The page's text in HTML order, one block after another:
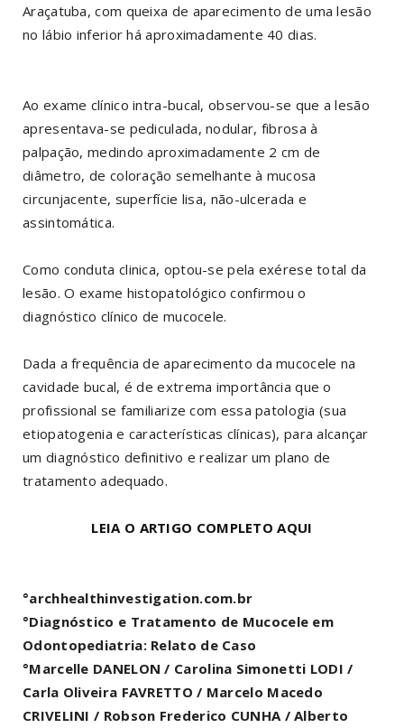
Araçatuba, com queixa de aparecimento de uma lesão
no lábio inferior há aproximadamente 40 dias.
Ao exame clínico intra-bucal, observou-se que a lesão
apresentava-se pediculada, nodular, fibrosa à
palpação, medindo aproximadamente 2 cm de
diâmetro, de coloração semelhante à mucosa
circunjacente, superfície lisa, não-ulcerada e
assintomática.
Como conduta clinica, optou-se pela exérese total da
lesão. O exame histopatológico confirmou o
diagnóstico clínico de mucocele.
Dada a frequência de aparecimento da mucocele na
cavidade bucal, é de extrema importância que o
profissional se familiarize com essa patologia (sua
etiopatogenia e características clínicas), para alcançar
um diagnóstico definitivo e realizar um plano de
tratamento adequado.
LEIA O ARTIGO COMPLETO AQUI
°archhealthinvestigation.com.br
°Diagnóstico e Tratamento de Mucocele em
Odontopediatria: Relato de Caso
°Marcelle DANELON / Carolina Simonetti LODI /
Carla Oliveira FAVRETTO / Marcelo Macedo
CRIVELINI / Robson Frederico CUNHA / Alberto